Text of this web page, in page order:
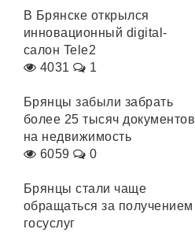
В Брянске открылся
инновационный digital-
салон Tele2
4031
1
Брянцы забыли забрать
более 25 тысяч документов
на недвижимость
6059
0
Брянцы стали чаще
обращаться за получением
госуслуг